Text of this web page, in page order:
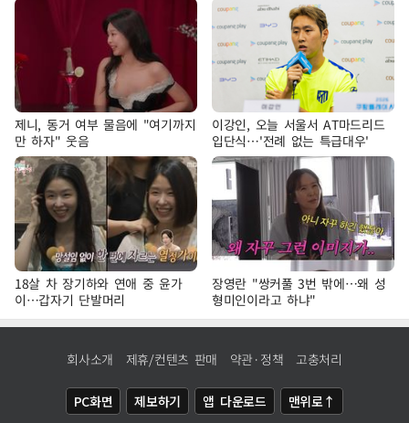
제니, 동거 여부 물음에 "여기까지
만 하자" 웃음
이강인, 오늘 서울서 AT마드리드
입단식…'전례 없는 특급대우'
18살 차 장기하와 연애 중 윤가
이…갑자기 단발머리
장영란 "쌍커풀 3번 밖에…왜 성
형미인이라고 하냐"
회사소개 제휴/컨텐츠 판매 약관·정책 고충처리
PC화면 제보하기 앱 다운로드 맨위로↑